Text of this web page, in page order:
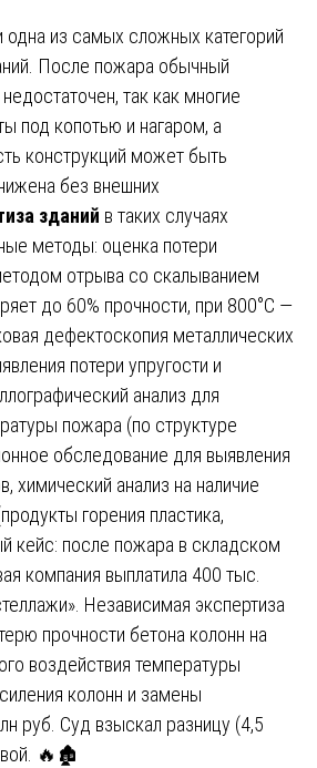
из самых сложных категорий
После пожара обычный
так как многие
под копотью и нагаром, а
конструкций может быть
без внешних
зданий в таких случаях
методы: оценка потери
отрыва со скалыванием
до 60% прочности, при 800°C —
дефектоскопия металлических
потери упругости и
анализ для
пожара (по структуре
обследование для выявления
химический анализ на наличие
горения пластика,
кейс: после пожара в складском
компания выплатила 400 тыс.
Независимая экспертиза
прочности бетона колонн на
воздействия температуры
колонн и замены
руб. Суд взыскал разницу (4,5
🔥🏚️